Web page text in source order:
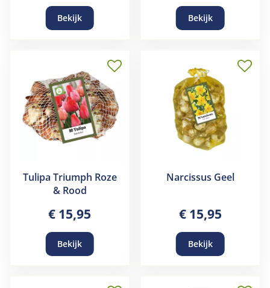
Bekijk Bekijk
Tulipa Triumph Roze
& Rood
€ 15,95
Bekijk
Narcissus Geel
€ 15,95
Bekijk